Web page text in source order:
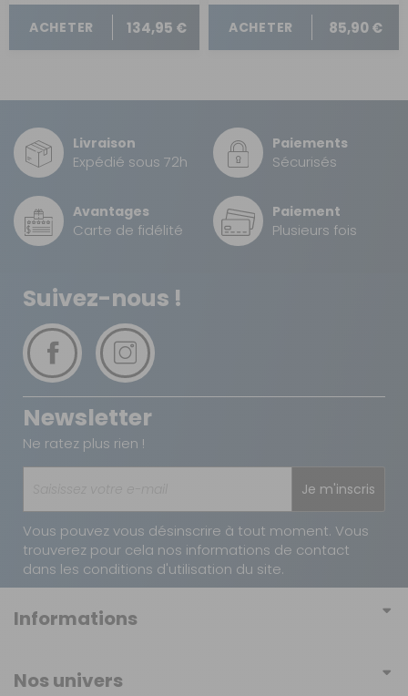
ACHETER 134,95 € ACHETER 85,90 €
Livraison
Expédié sous 72h
Paiements
Sécurisés
Avantages
Carte de fidélité
Paiement
Plusieurs fois
Suivez-nous !
Newsletter
Ne ratez plus rien !
Je m'inscris
Vous pouvez vous désinscrire à tout moment. Vous
trouverez pour cela nos informations de contact
dans les conditions d'utilisation du site.
Informations
Conditions générales d'utilisation
Nos univers